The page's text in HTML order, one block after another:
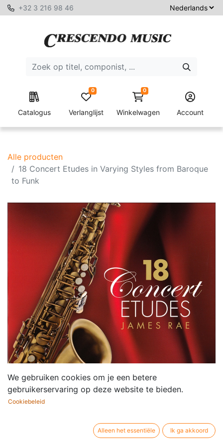
+32 3 216 98 46
Catalogus Verlanglijst
0 0
Winkelwagen Account
Alle producten
18 Concert Etudes in Varying Styles from Baroque
to Funk
We gebruiken cookies om je een betere
gebruikerservaring op deze website te bieden.
Cookiebeleid
Alleen het essentiële Ik ga akkoord